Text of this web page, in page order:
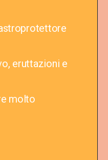
eruttazioni e
molto